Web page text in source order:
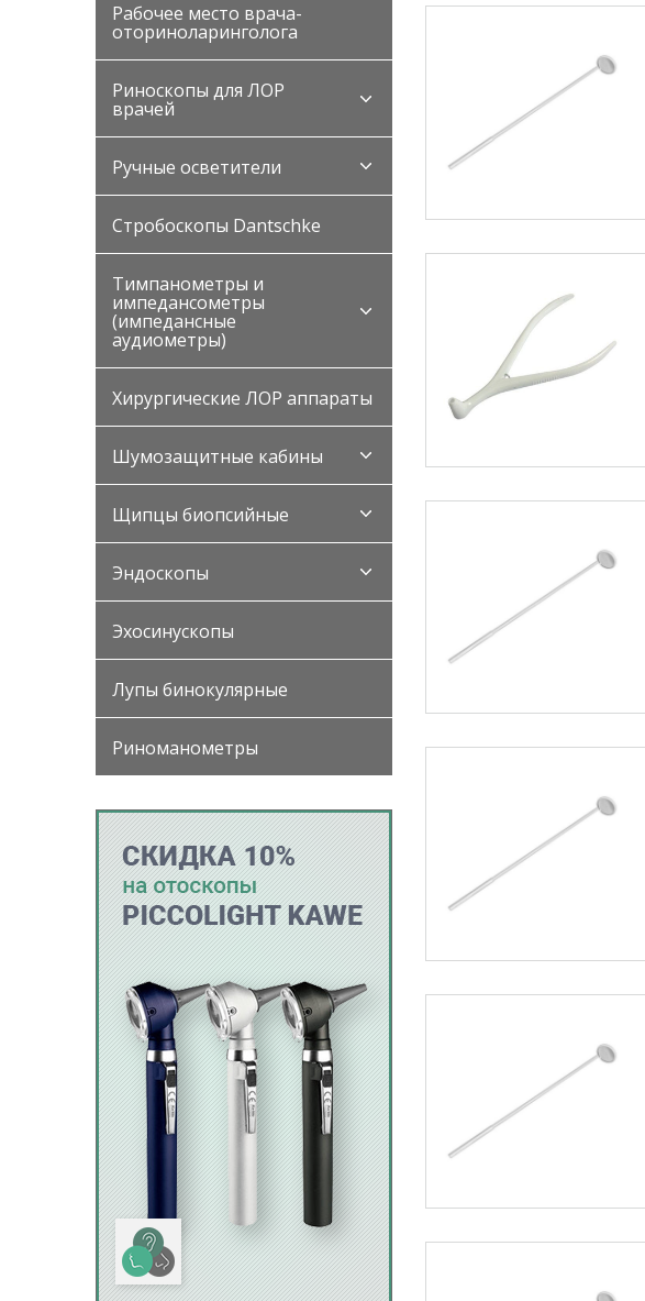
Рабочее место врача-
оториноларинголога
Риноскопы для ЛОР
врачей
Ручные осветители
Стробоскопы Dantschke
Тимпанометры и
импедансометры
(импедансные
аудиометры)
Хирургические ЛОР аппараты
Шумозащитные кабины
Щипцы биопсийные
Эндоскопы
Эхосинускопы
Лупы бинокулярные
Риноманометры